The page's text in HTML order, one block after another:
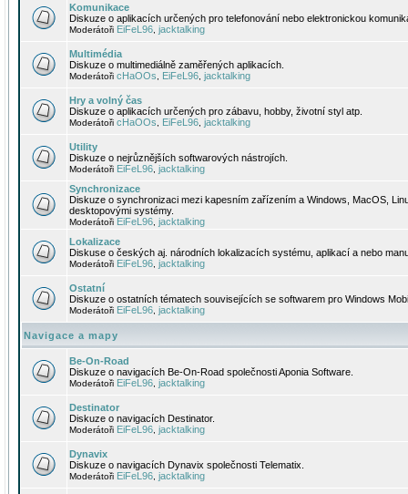
Komunikace
Diskuze o aplikacích určených pro telefonování nebo elektronickou
Moderátoři EiFeL96 jacktalking
Multimédia
Diskuze o multimediálně zaměřených aplikacích.
Moderátoři cHaOOs EiFeL96 jacktalking
Hry a volný čas
Diskuze o aplikacích určených pro zábavu, hobby, životní styl atp.
Moderátoři cHaOOs EiFeL96 jacktalking
Utility
Diskuze o nejrůznějších softwarových nástrojích.
Moderátoři EiFeL96 jacktalking
Synchronizace
Diskuze o synchronizaci mezi kapesním zařízením a Windows, MacOS,
desktopovými systémy.
Moderátoři EiFeL96 jacktalking
Lokalizace
Diskuse o českých aj. národních lokalizacích systému, aplikací a nebo
Moderátoři EiFeL96 jacktalking
Ostatní
Diskuze o ostatních tématech souvisejících se softwarem pro Windows
Moderátoři EiFeL96 jacktalking
Navigace a mapy
Be-On-Road
Diskuze o navigacích Be-On-Road společnosti Aponia Software.
Moderátoři EiFeL96 jacktalking
Destinator
Diskuze o navigacích Destinator.
Moderátoři EiFeL96 jacktalking
Dynavix
Diskuze o navigacích Dynavix společnosti Telematix.
Moderátoři EiFeL96 jacktalking